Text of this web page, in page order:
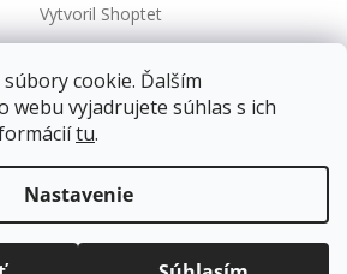
cookie. Ďalším
webu vyjadrujete súhlas s ich
tu.
Nastavenie
pre balíkové zásielky v hodnote
nad120 EUR*.
už od4 EUR.
ZRÝCHĽUJEME.
Vytvoril Shoptet
. Všetky práva vyhradené.